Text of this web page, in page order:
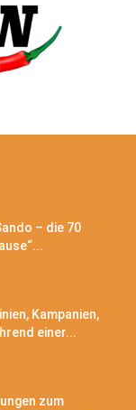
– die 70
Kampanien,
einer...
zum